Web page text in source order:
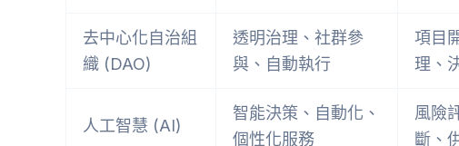
去中心化自治組
織 (DAO)
透明治理、社群參
與、自動執行
項目
理、
人工智慧 (AI)
智能決策、自動化、
個性化服務
風險
斷、